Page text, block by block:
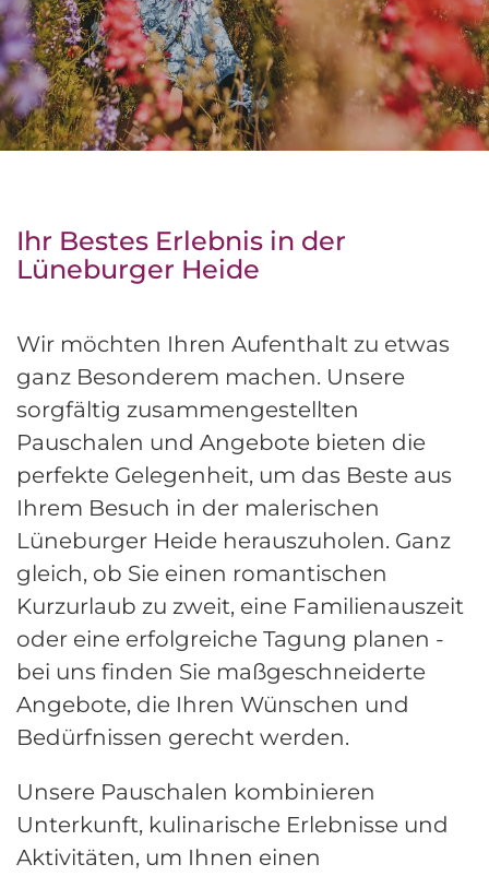
Ihr Bestes Erlebnis in der
Lüneburger Heide
Wir möchten Ihren Aufenthalt zu etwas
ganz Besonderem machen. Unsere
sorgfältig zusammengestellten
Pauschalen und Angebote bieten die
perfekte Gelegenheit, um das Beste aus
Ihrem Besuch in der malerischen
Lüneburger Heide herauszuholen. Ganz
gleich, ob Sie einen romantischen
Kurzurlaub zu zweit, eine Familienauszeit
oder eine erfolgreiche Tagung planen -
bei uns finden Sie maßgeschneiderte
Angebote, die Ihren Wünschen und
Bedürfnissen gerecht werden.
Unsere Pauschalen kombinieren
Unterkunft, kulinarische Erlebnisse und
Aktivitäten, um Ihnen einen